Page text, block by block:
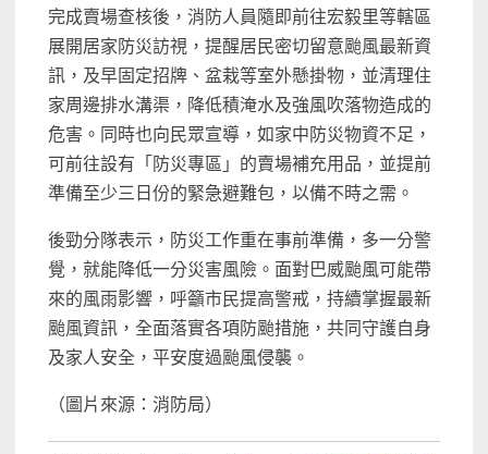
完成賣場查核後，消防人員隨即前往宏毅里等轄區
展開居家防災訪視，提醒居民密切留意颱風最新資
訊，及早固定招牌、盆栽等室外懸掛物，並清理住
家周邊排水溝渠，降低積淹水及強風吹落物造成的
危害。同時也向民眾宣導，如家中防災物資不足，
可前往設有「防災專區」的賣場補充用品，並提前
準備至少三日份的緊急避難包，以備不時之需。
後勁分隊表示，防災工作重在事前準備，多一分警
覺，就能降低一分災害風險。面對巴威颱風可能帶
來的風雨影響，呼籲市民提高警戒，持續掌握最新
颱風資訊，全面落實各項防颱措施，共同守護自身
及家人安全，平安度過颱風侵襲。
（圖片來源：消防局）